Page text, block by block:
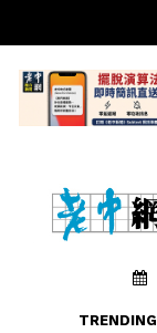
TRENDING